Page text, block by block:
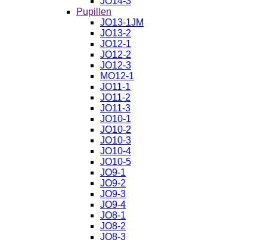
Pupillen
JO13-1JM
JO13-2
JO12-1
JO12-2
JO12-3
MO12-1
JO11-1
JO11-2
JO11-3
JO10-1
JO10-2
JO10-3
JO10-4
JO10-5
JO9-1
JO9-2
JO9-3
JO9-4
JO8-1
JO8-2
JO8-3